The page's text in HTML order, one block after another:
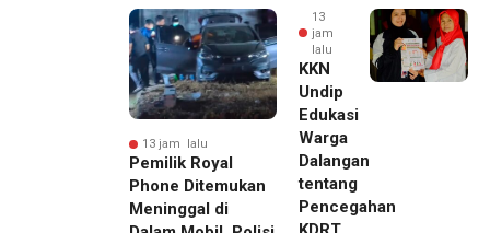
13 jam lalu
Pemilik Royal
Phone Ditemukan
Meninggal di
13
jam
lalu
KKN
Undip
Edukasi
Warga
Dalangan
tentang
Pencegahan